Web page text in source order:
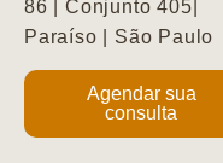
86 | Conjunto 405|
Paraíso | São Paulo
Agendar sua
consulta